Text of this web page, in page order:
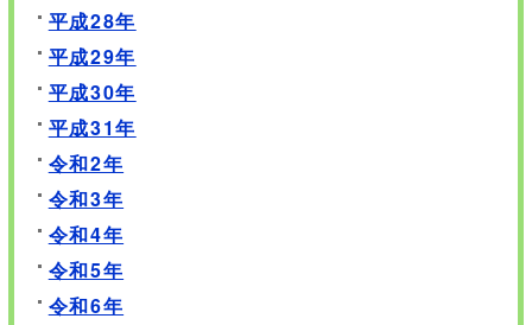
平成28年
平成29年
平成30年
平成31年
令和2年
令和3年
令和4年
令和5年
令和6年